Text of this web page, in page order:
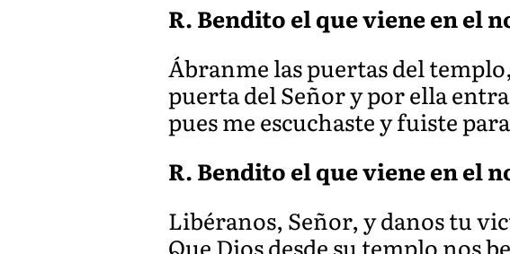
R. Bendito el que viene en el
Ábranme las puertas del
puerta del Señor y por ella
pues me escuchaste y fuiste
R. Bendito el que viene en el
Libéranos, Señor, y danos tu
Que Dios desde su templo nos